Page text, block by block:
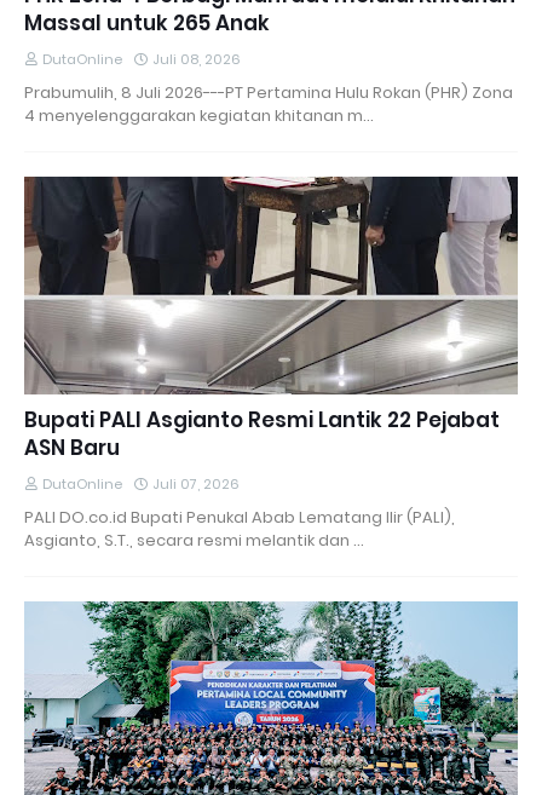
Massal untuk 265 Anak
DutaOnline Juli 08, 2026
Prabumulih, 8 Juli 2026---PT Pertamina Hulu Rokan (PHR) Zona
4 menyelenggarakan kegiatan khitanan m…
Bupati PALI Asgianto Resmi Lantik 22 Pejabat
ASN Baru
DutaOnline Juli 07, 2026
PALI DO.co.id Bupati Penukal Abab Lematang Ilir (PALI),
Asgianto, S.T., secara resmi melantik dan …